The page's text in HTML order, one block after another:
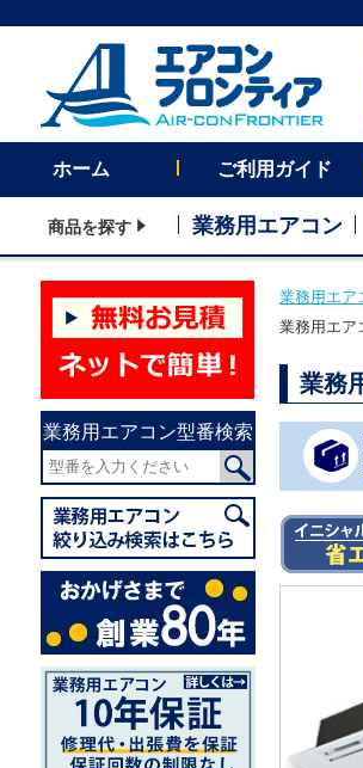
ホーム ご利用ガイド
商品を探す 業務用エアコン
業務用エアコン型番検索
業務用エア
業務用エ
業務